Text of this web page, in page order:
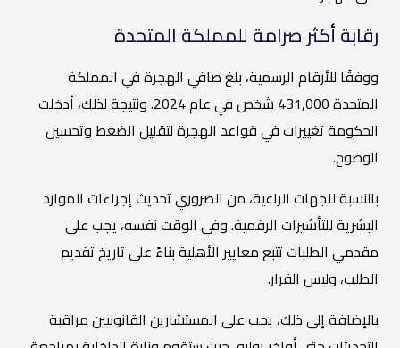
رقابة أكثر صرامة للمملكة المتحدة
ووفقًا للأرقام الرسمية، بلغ صافي الهجرة في المملكة
المتحدة 431,000 شخص في عام 2024. ونتيجة لذلك، أدخلت
الحكومة تغييرات في قواعد الهجرة لتقليل الضغط وتحسين
الوضوح.
بالنسبة للجهات الراعية، من الضروري تحديث إجراءات الموارد
البشرية للتأشيرات الرقمية. وفي الوقت نفسه، يجب على
مقدمي الطلبات تتبع معايير الأهلية بناءً على تاريخ تقديم
الطلب، وليس القرار.
بالإضافة إلى ذلك، يجب على المستشارين القانونيين مراقبة